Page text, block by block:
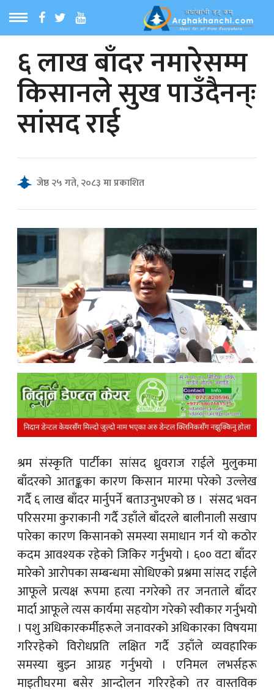
MENU
समाचार
News
६ लाख बाँदर नमारेसम्म
किसानले सुख पाउँदैनन्ः
सांसद राई
जेष्ठ २५ गते, २०८३ मा प्रकाशित
श्रम संस्कृति पार्टीका सांसद ध्रुवराज राईले मुलुकमा
बाँदरको आतङ्कका कारण किसान मारमा परेको उल्लेख
गर्दै ६ लाख बाँदर मार्नुपर्ने बताउनुभएको छ । संसद भवन
परिसरमा कुराकानी गर्दै उहाँले बाँदरले बालीनाली सखाप
पारेका कारण किसानको समस्या समाधान गर्न यो कठोर
कदम आवश्यक रहेको जिकिर गर्नुभयो । ६०० वटा बाँदर
मारेको आरोपका सम्बन्धमा सोधिएको प्रश्नमा सांसद राईले
आफूले प्रत्यक्ष रूपमा हत्या नगरेको तर जनताले बाँदर
मार्दा आफूले त्यस कार्यमा सहयोग गरेको स्वीकार गर्नुभयो
। पशु अधिकारकर्मीहरूले जनावरको अधिकारका विषयमा
गरिरहेको विरोधप्रति लक्षित गर्दै उहाँले व्यवहारिक
समस्या बुझ्न आग्रह गर्नुभयो । एनिमल लभर्सहरू
माइतीघरमा बसेर आन्दोलन गरिरहेको तर वास्तविक